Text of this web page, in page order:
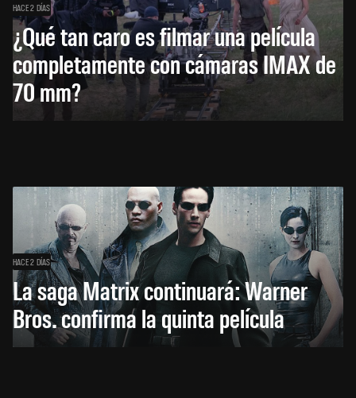
HACE 2 DÍAS
¿Qué tan caro es filmar una película
completamente con cámaras IMAX de
70 mm?
HACE 2 DÍAS
La saga Matrix continuará: Warner
Bros. confirma la quinta película